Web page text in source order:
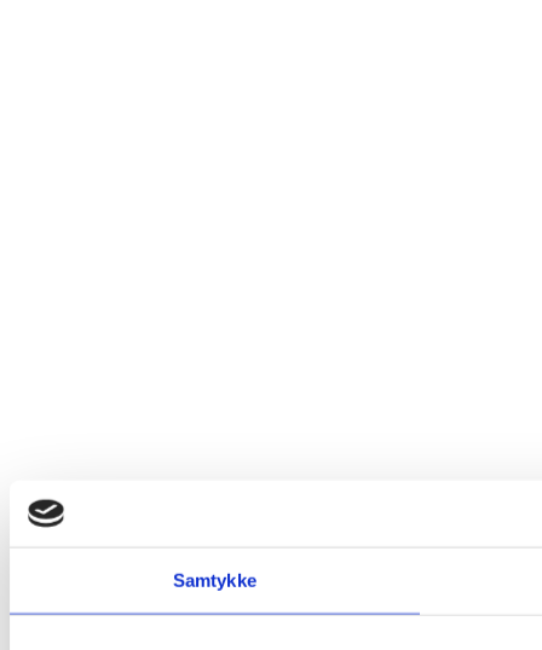
Samtykke